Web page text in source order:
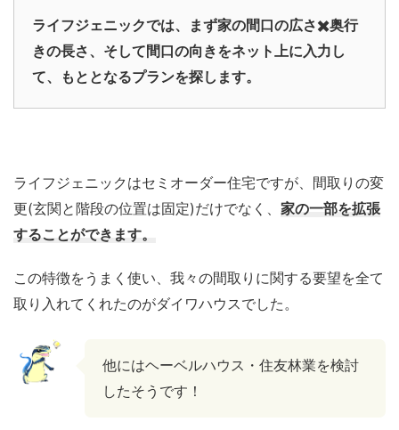
ライフジェニックでは、まず家の間口の広さ✖️奥行
きの長さ、そして間口の向きをネット上に入力し
て、もととなるプランを探します。
ライフジェニックはセミオーダー住宅ですが、間取りの変
更(玄関と階段の位置は固定)だけでなく、 家の一部を拡張
することができます。
この特徴をうまく使い、我々の間取りに関する要望を全て
取り入れてくれたのがダイワハウスでした。
他にはヘーベルハウス・住友林業を検討
したそうです！